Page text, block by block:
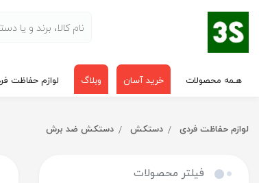
هـمه محصولات خرید آسان وبلاگ لوازم حفاظت
لوازم حفاظت فردی دستکش دستکش ضد برش
فیلتر محصولات